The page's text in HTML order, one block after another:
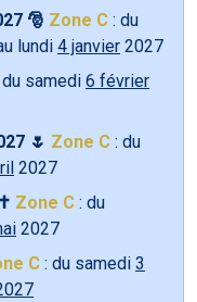
🎅 Zone C : du
lundi 4 janvier 2027
samedi 6 février
🌷 Zone C : du
2027
Zone C : du
2027
C : du samedi 3